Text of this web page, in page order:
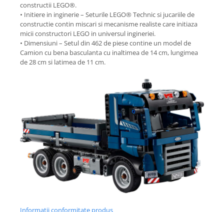
constructii LEGO®.
• Initiere in inginerie – Seturile LEGO® Technic si jucariile de
constructie contin miscari si mecanisme realiste care initiaza
micii constructori LEGO in universul ingineriei.
• Dimensiuni – Setul din 462 de piese contine un model de
Camion cu bena basculanta cu inaltimea de 14 cm, lungimea
de 28 cm si latimea de 11 cm.
Informatii conformitate produs